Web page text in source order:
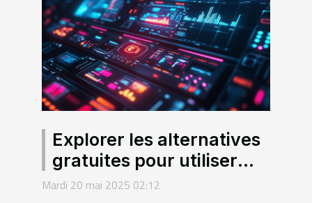
Explorer les alternatives
gratuites pour utiliser
l'intelligence artificielle
Mardi 20 mai 2025 02:12